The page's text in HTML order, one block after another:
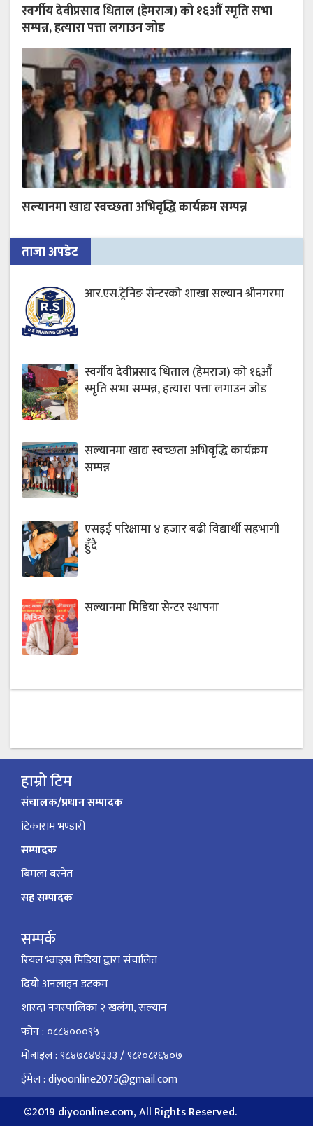
स्वर्गीय देवीप्रसाद धिताल (हेमराज) को १६औँ स्मृति सभा
सम्पन्न, हत्यारा पत्ता लगाउन जोड
सल्यानमा खाद्य स्वच्छता अभिवृद्धि कार्यक्रम सम्पन्न
ताजा अपडेट
आर.एस.ट्रेनिङ सेन्टरको शाखा सल्यान श्रीनगरमा
स्वर्गीय देवीप्रसाद धिताल (हेमराज) को १६औँ
स्मृति सभा सम्पन्न, हत्यारा पत्ता लगाउन जोड
सल्यानमा खाद्य स्वच्छता अभिवृद्धि कार्यक्रम
सम्पन्न
एसइई परिक्षामा ४ हजार बढी विद्यार्थी सहभागी
हुँदै
सल्यानमा मिडिया सेन्टर स्थापना
हाम्रो टिम
संचालक/प्रधान सम्पादक
टिकाराम भण्डारी
सम्पादक
बिमला बस्नेत
सह सम्पादक
सम्पर्क
रियल भ्वाइस मिडिया द्वारा संचालित
दियो अनलाइन डटकम
शारदा नगरपालिका २ खलंगा, सल्यान
फोन : ०८८४०००९५
मोबाइल : ९८४७८४४३३३ / ९८१०८१६४०७
ईमेल : diyoonline2075@gmail.com
©2019 diyoonline.com, All Rights Reserved.